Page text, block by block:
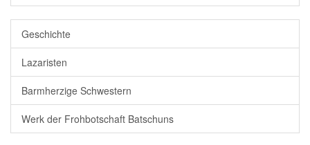
Geschichte
Lazaristen
Barmherzige Schwestern
Werk der Frohbotschaft Batschuns